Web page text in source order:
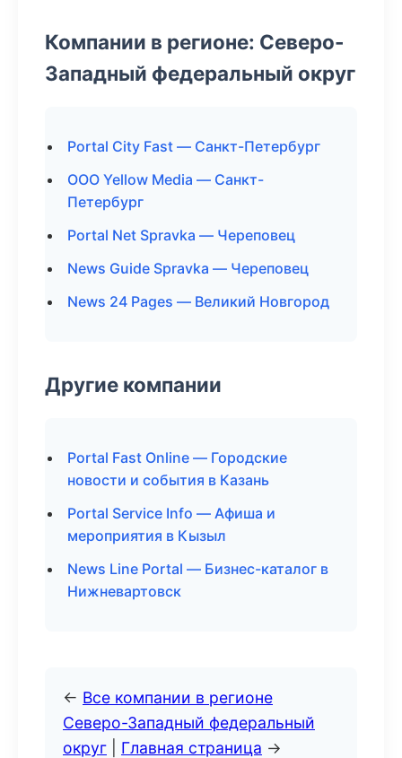
Компании в регионе: Северо-
Западный федеральный округ
Portal City Fast — Санкт-Петербург
ООО Yellow Media — Санкт-
Петербург
Portal Net Spravka — Череповец
News Guide Spravka — Череповец
News 24 Pages — Великий Новгород
Другие компании
Portal Fast Online — Городские
новости и события в Казань
Portal Service Info — Афиша и
мероприятия в Кызыл
News Line Portal — Бизнес-каталог в
Нижневартовск
← Все компании в регионе
Северо-Западный федеральный
округ
Главная страница →